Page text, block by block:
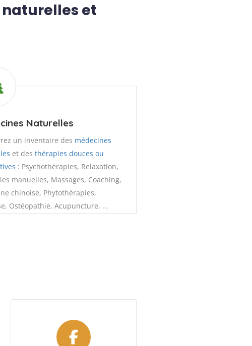
naturelles et
Naturelles
un inventaire des médecines
et des thérapies douces ou
: Psychothérapies, Relaxation,
manuelles, Massages, Coaching,
chinoise, Phytothérapies,
Ostéopathie, Acupuncture, ...